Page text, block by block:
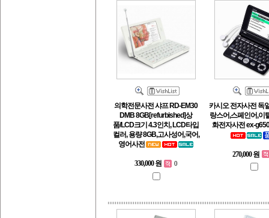
의학전문사전 샤프 RD-EM30
DMB 8GB[refurbished]상
품/LCD크기 4.3인치, LCD타입
컬러, 용량 8GB,고사성어,국어,
영어사전
330,000 원 0
카시오 전자사전 독
랑스어,스페인어,이
화전자사전 ex-
270,000 원